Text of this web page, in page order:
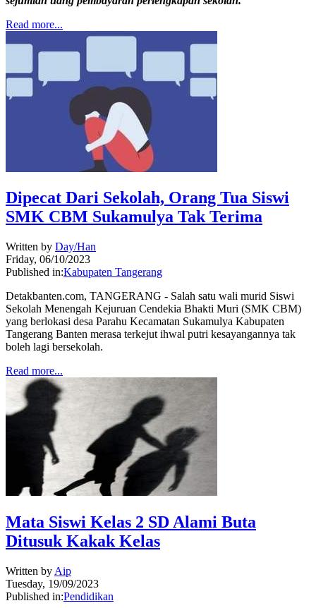
Read more...
Dipecat Dari Sekolah, Orang Tua Siswi
SMK CBM Sukamulya Tak Terima
Written by Day/Han
Friday, 06/10/2023
Published in:Kabupaten Tangerang
Detakbanten.com, TANGERANG - Salah satu wali murid Siswi
Sekolah Menengah Kejuruan Cendekia Bhakti Muri (SMK CBM)
yang berlokasi desa Parahu Kecamatan Sukamulya Kabupaten
Tangerang Banten merasa terkejut ihwal putri kesayangannya tak
boleh lagi bersekolah.
Read more...
Mata Siswi Kelas 2 SD Alami Buta
Ditusuk Kakak Kelas
Written by Aip
Tuesday, 19/09/2023
Published in:Pendidikan